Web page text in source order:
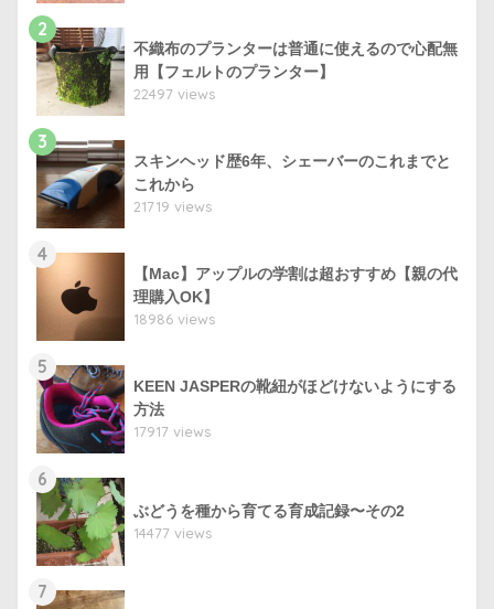
2
不織布のプランターは普通に使えるので心配無
用【フェルトのプランター】
22497 views
3
スキンヘッド歴6年、シェーバーのこれまでと
これから
21719 views
4
【Mac】アップルの学割は超おすすめ【親の代
理購入OK】
18986 views
5
KEEN JASPERの靴紐がほどけないようにする
方法
17917 views
6
ぶどうを種から育てる育成記録〜その2
14477 views
7